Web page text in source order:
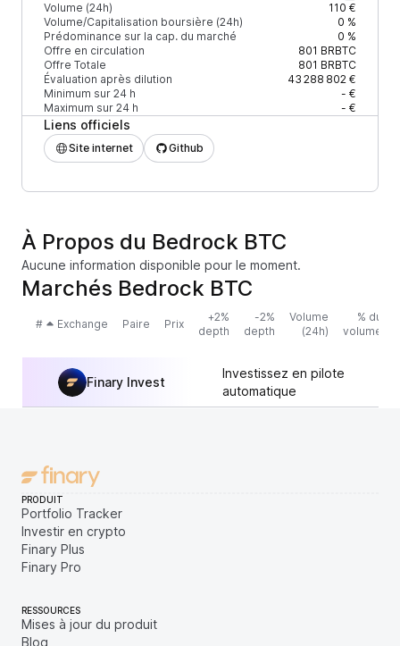
Volume (24h)
110 €
Volume/Capitalisation boursière (24h)
0 %
Prédominance sur la cap. du marché
0 %
Offre en circulation
801 BRBTC
Offre Totale
801 BRBTC
Évaluation après dilution
43 288 802 €
Minimum sur 24 h
- €
Maximum sur 24 h
- €
Liens officiels
Site internet Github
À Propos du Bedrock BTC
Aucune information disponible pour le moment.
Marchés Bedrock BTC
# Exchange Paire Prix
+2%
depth
-2%
depth
Volume
(24h)
% du
volume
Finary Invest
Investissez en pilote
automatique
PRODUIT
Portfolio Tracker
Investir en crypto
Finary Plus
Finary Pro
RESSOURCES
Mises à jour du produit
Blog